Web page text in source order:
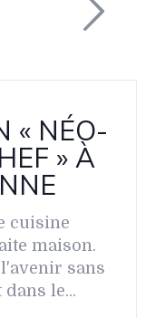
« NÉO-
» À
cuisine
maison.
sans
le...